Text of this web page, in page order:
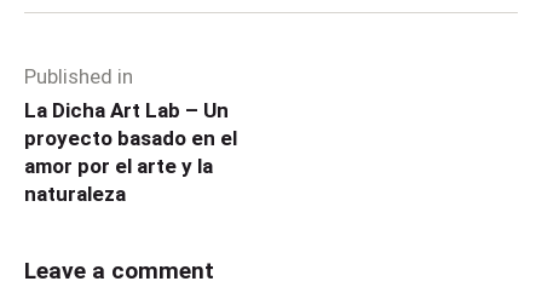
Published in
La Dicha Art Lab – Un
proyecto basado en el
amor por el arte y la
naturaleza
Leave a comment